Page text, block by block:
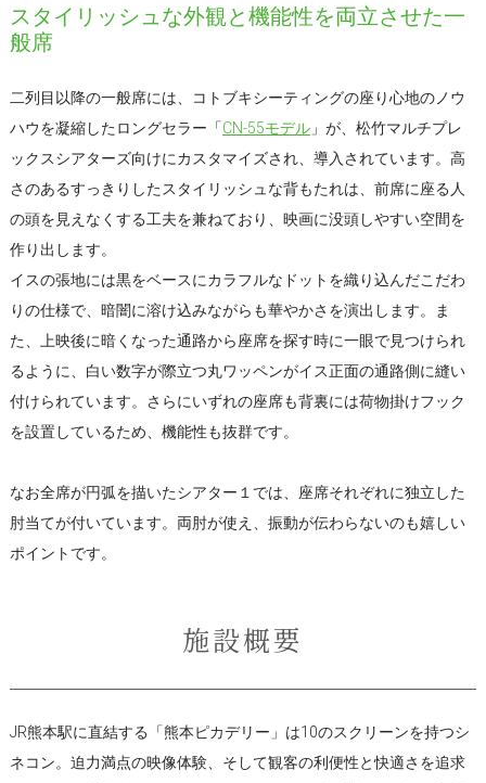
スタイリッシュな外観と機能性を両立させた一
般席
二列目以降の一般席には、コトブキシーティングの座り心地のノウ
ハウを凝縮したロングセラー「CN-55モデル」が、松竹マルチプレ
ックスシアターズ向けにカスタマイズされ、導入されています。高
さのあるすっきりしたスタイリッシュな背もたれは、前席に座る人
の頭を見えなくする工夫を兼ねており、映画に没頭しやすい空間を
作り出します。
イスの張地には黒をベースにカラフルなドットを織り込んだこだわ
りの仕様で、暗闇に溶け込みながらも華やかさを演出します。ま
た、上映後に暗くなった通路から座席を探す時に一眼で見つけられ
るように、白い数字が際立つ丸ワッペンがイス正面の通路側に縫い
付けられています。さらにいずれの座席も背裏には荷物掛けフック
を設置しているため、機能性も抜群です。
なお全席が円弧を描いたシアター１では、座席それぞれに独立した
肘当てが付いています。両肘が使え、振動が伝わらないのも嬉しい
ポイントです。
施設概要
JR熊本駅に直結する「熊本ピカデリー」は10のスクリーンを持つシ
ネコン。迫力満点の映像体験、そして観客の利便性と快適さを追求